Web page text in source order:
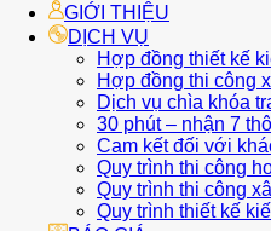
GIỚI THIỆU
DỊCH VỤ
Hợp đồng thiết kế
Hợp đồng thi công
Dịch vụ chìa khóa
30 phút – nhận 7
Cam kết đối với
Quy trình thi công
Quy trình thi công
Quy trình thiết kế